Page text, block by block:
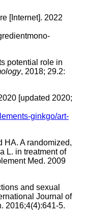
[Internet]. 2022
potential role in
, 2018; 29.2:
[updated 2020;
ginkgo/art-
HA. A randomized,
L. in treatment of
Med. 2009
and sexual
Journal of
2016;4(4):641-5.